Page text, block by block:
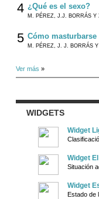
4 ¿Qué es el sexo?
M. PÉREZ, J.J. BORRÁS Y
5 Cómo masturbarse
M. PÉREZ, J. J. BORRÁS
Ver más »
WIDGETS
Widget
Widget
Situación
Widget
Estado de